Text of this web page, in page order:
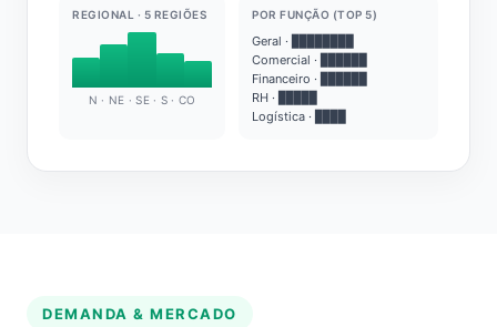
REGIONAL · 5 REGIÕES
N · NE · SE · S · CO
POR FUNÇÃO (TOP 5)
Geral · ████████
Comercial · ██████
Financeiro · ██████
RH · █████
Logística · ████
DEMANDA & MERCADO